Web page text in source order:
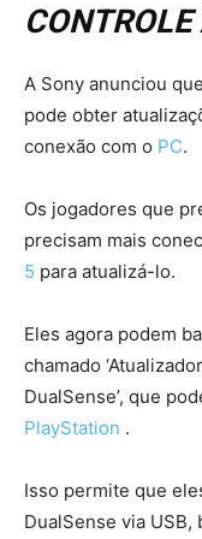
A Sony anunciou
pode obter
conexão com o PC.
Os jogadores que
precisam mais
5 para atualizá-lo.
Eles agora podem
chamado
DualSense’, que
PlayStation .
Isso permite que
DualSense via